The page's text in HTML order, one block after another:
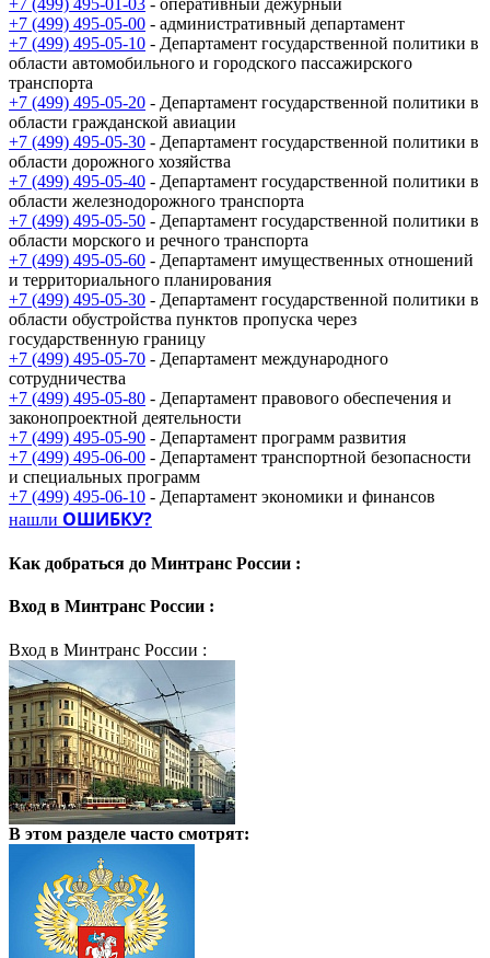
(Росморречфлот)
+7 (499) 495-01-03 - оперативный дежурный
+7 (499) 495-05-00 - административный департамент
+7 (499) 495-05-10 - Департамент государственной политики в
области автомобильного и городского пассажирского
транспорта
+7 (499) 495-05-20 - Департамент государственной политики в
области гражданской авиации
+7 (499) 495-05-30 - Департамент государственной политики в
области дорожного хозяйства
+7 (499) 495-05-40 - Департамент государственной политики в
области железнодорожного транспорта
+7 (499) 495-05-50 - Департамент государственной политики в
области морского и речного транспорта
+7 (499) 495-05-60 - Департамент имущественных отношений
и территориального планирования
+7 (499) 495-05-30 - Департамент государственной политики в
области обустройства пунктов пропуска через
государственную границу
+7 (499) 495-05-70 - Департамент международного
сотрудничества
+7 (499) 495-05-80 - Департамент правового обеспечения и
законопроектной деятельности
+7 (499) 495-05-90 - Департамент программ развития
+7 (499) 495-06-00 - Департамент транспортной безопасности
и специальных программ
+7 (499) 495-06-10 - Департамент экономики и финансов
нашли ОШИБКУ?
Как добраться до Минтранс России :
Вход в Минтранс России :
Вход в Минтранс России :
В этом разделе часто смотрят: